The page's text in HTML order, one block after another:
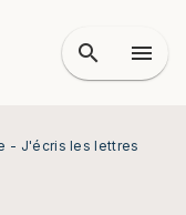
search menu
- J'écris les lettres